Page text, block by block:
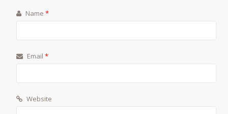
Name*
Email*
Website